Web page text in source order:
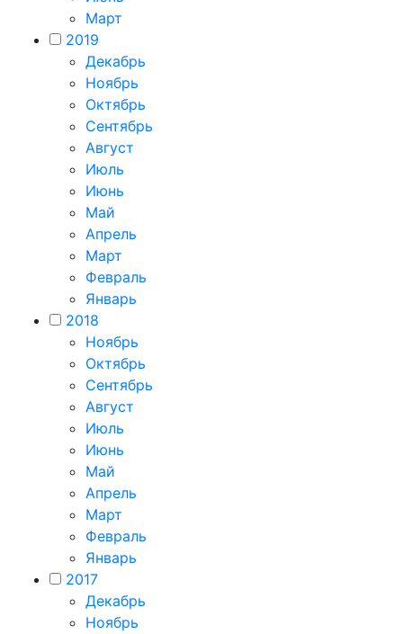
Март
2019
Декабрь
Ноябрь
Октябрь
Сентябрь
Август
Июль
Июнь
Май
Апрель
Март
Февраль
Январь
2018
Ноябрь
Октябрь
Сентябрь
Август
Июль
Июнь
Май
Апрель
Март
Февраль
Январь
2017
Декабрь
Ноябрь